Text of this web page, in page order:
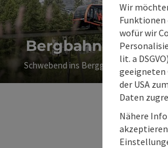
Bergbahnen
Schwebend ins Berggefühl
Wir
Funktionen
wofür wir
lit. a
geeigneten
der USA
Daten
Nähere
akzeptieren